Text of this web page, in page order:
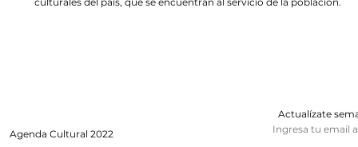
Agenda Cultural 2022
Actualízate
Ingresa tu email